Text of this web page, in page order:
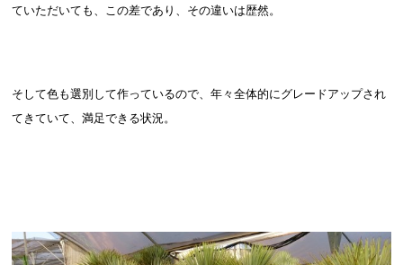
ていただいても、この差であり、その違いは歴然。
そして色も選別して作っているので、年々全体的にグレードアップされ
てきていて、満足できる状況。